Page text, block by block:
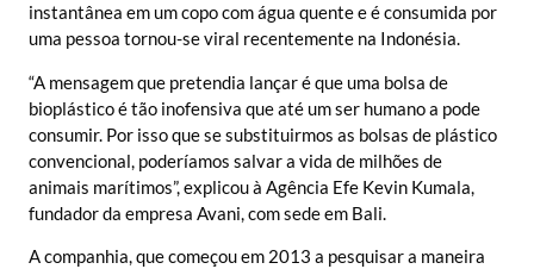
instantânea em um copo com água quente e é consumida por
uma pessoa tornou-se viral recentemente na Indonésia.
“A mensagem que pretendia lançar é que uma bolsa de
bioplástico é tão inofensiva que até um ser humano a pode
consumir. Por isso que se substituirmos as bolsas de plástico
convencional, poderíamos salvar a vida de milhões de
animais marítimos”, explicou à Agência Efe Kevin Kumala,
fundador da empresa Avani, com sede em Bali.
A companhia, que começou em 2013 a pesquisar a maneira